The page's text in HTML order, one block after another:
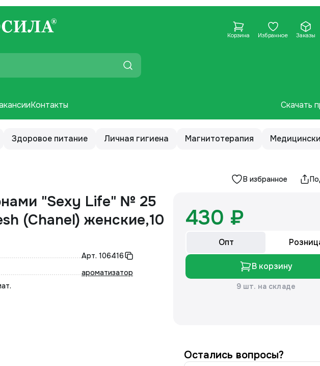
Корзина Избранное Заказы
Скачать
Контакты
Здоровое питание Личная гигиена Магнитотерапия
В избранное
"Sexy Life" № 25
(Chanel) женские,10
Арт. 106416
ароматизатор
430 ₽
Опт
В корзину
9 шт. на складе
Остались вопросы?